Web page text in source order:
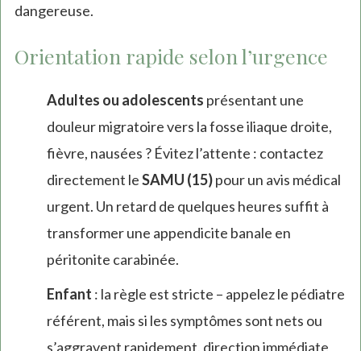
dangereuse.
Orientation rapide selon l’urgence
Adultes ou adolescents présentant une
douleur migratoire vers la fosse iliaque droite,
fièvre, nausées ? Évitez l’attente : contactez
directement leSAMU (15)pour un avis médical
urgent. Un retard de quelques heures suffit à
transformer une appendicite banale en
péritonite carabinée.
Enfant : la règle est stricte – appelez le pédiatre
référent, mais si les symptômes sont nets ou
s’aggravent rapidement, direction immédiate